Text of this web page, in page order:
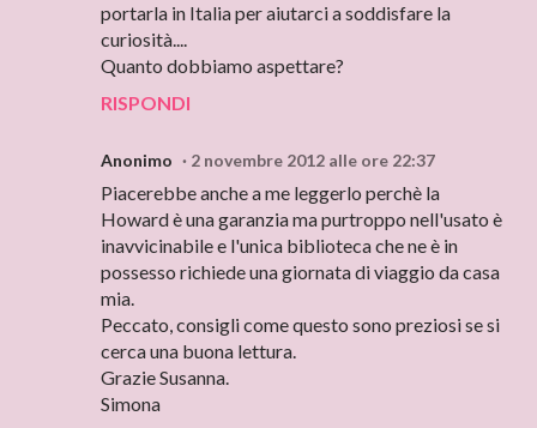
portarla in Italia per aiutarci a soddisfare la
curiosità....
Quanto dobbiamo aspettare?
RISPONDI
Anonimo 2 novembre 2012 alle ore 22:37
Piacerebbe anche a me leggerlo perchè la
Howard è una garanzia ma purtroppo nell'usato è
inavvicinabile e l'unica biblioteca che ne è in
possesso richiede una giornata di viaggio da casa
mia.
Peccato, consigli come questo sono preziosi se si
cerca una buona lettura.
Grazie Susanna.
Simona